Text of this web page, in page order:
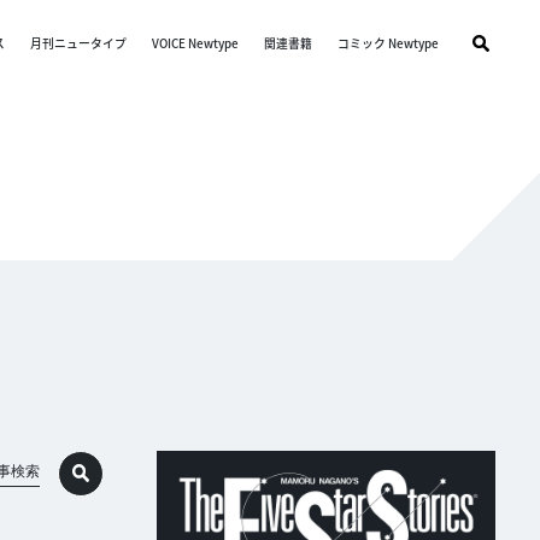
月刊ニュータイプ VOICE Newtype 関連書籍 コミック Newtype
検索